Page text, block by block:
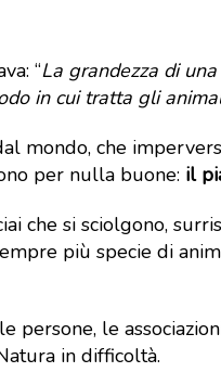
“La grandezza di
in cui tratta gli
mondo, che
per nulla buone: il
che si sciolgono,
più specie di
persone, le
in difficoltà.